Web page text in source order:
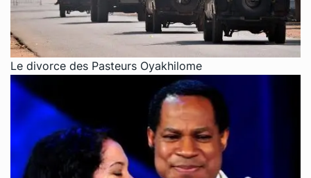
Le divorce des Pasteurs Oyakhilome